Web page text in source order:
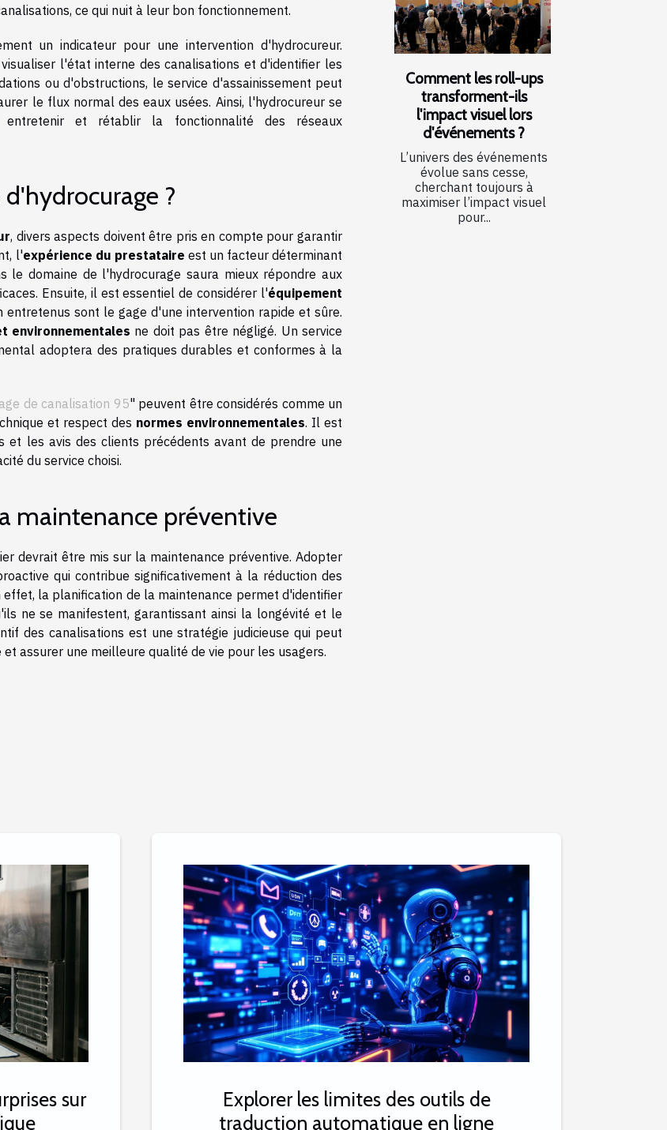
ce qui nuit à leur bon fonctionnement.
un indicateur pour une intervention d'hydrocureur.
l'état interne des canalisations et d'identifier les
ou d'obstructions, le service d'assainissement peut
le flux normal des eaux usées. Ainsi, l'hydrocureur se
et rétablir la fonctionnalité des réseaux
?
, divers aspects doivent être pris en compte pour garantir
l'expérience du prestataire est un facteur déterminant
le domaine de l'hydrocurage saura mieux répondre aux
Ensuite, il est essentiel de considérer l'équipement
entretenus sont le gage d'une intervention rapide et sûre.
environnementales ne doit pas être négligé. Un service
adoptera des pratiques durables et conformes à la
de canalisation 95" peuvent être considérés comme un
et respect des normes environnementales. Il est
et les avis des clients précédents avant de prendre une
du service choisi.
maintenance préventive
devrait être mis sur la maintenance préventive. Adopter
qui contribue significativement à la réduction des
la planification de la maintenance permet d'identifier
ne se manifestent, garantissant ainsi la longévité et le
des canalisations est une stratégie judicieuse qui peut
assurer une meilleure qualité de vie pour les usagers.
Comment les roll-ups
transforment-ils
l'impact visuel lors
d'événements ?
L’univers des événements
évolue sans cesse,
cherchant toujours à
maximiser l’impact visuel
pour...
sur
Explorer les limites des outils de
traduction automatique en ligne